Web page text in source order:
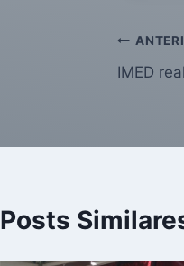
IMED
Posts